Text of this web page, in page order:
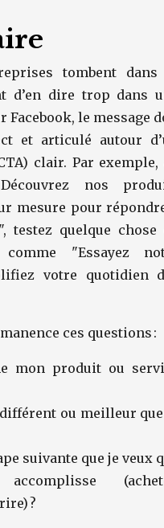
tombent
d’en dire trop dans
Facebook, le message
et articulé autour
clair. Par exemple,
nos
mesure pour
testez quelque chose
"Essayez
votre quotidien
ces questions :
mon produit ou
ou meilleur
suivante que je veux
accomplisse
?